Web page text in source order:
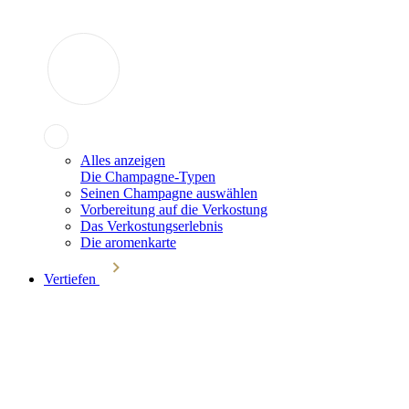
Alles anzeigen
Die Champagne-Typen
Seinen Champagne auswählen
Vorbereitung auf die Verkostung
Das Verkostungserlebnis
Die aromenkarte
Vertiefen